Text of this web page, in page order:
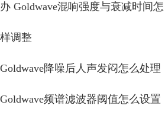
办 Goldwave混响强度与衰减时间怎
样调整
Goldwave降噪后人声发闷怎么处理
Goldwave频谱滤波器阈值怎么设置